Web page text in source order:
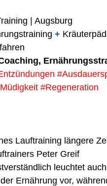
| Augsburg
+
#Regeneration
Lauftraining längere
Peter Greif
leuchtet
Ernährung vor,